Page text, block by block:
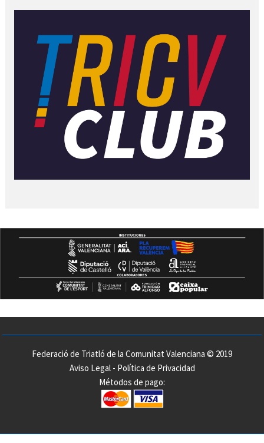
Federació de Triatló de la Comunitat Valenciana © 2019
Aviso Legal- Política de Privacidad
Métodos de pago: